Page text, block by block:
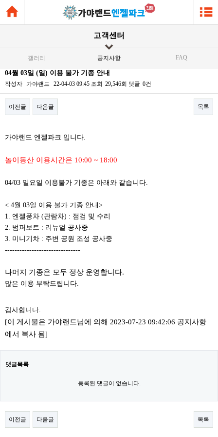
고객센터
갤러리 공지사항 FAQ
04월 03일 (일) 이용 불가 기종 안내
작성자 가야랜드 22-04-03 09:45 조회 29,546회 댓글 0건
이전글 다음글 목록
가야랜드 엔젤파크 입니다.
놀이동산 이용시간은 10:00 ~ 18:00
04/03 일요일 이용불가 기종은 아래와 같습니다.
< 4월 03일 이용 불가 기종 안내>
1. 엔젤풍차 (관람차) : 점검 및 수리
2. 범퍼보트 : 리뉴얼 공사중
3. 미니기차 : 주변 공원 조성 공사중
-------------------------------
나머지 기종은 모두 정상 운영합니다.
많은 이용 부탁드립니다.
감사합니다.
[이 게시물은 가야랜드님에 의해 2023-07-23 09:42:06 공지사항
에서 복사 됨]
댓글목록
등록된 댓글이 없습니다.
이전글 다음글 목록